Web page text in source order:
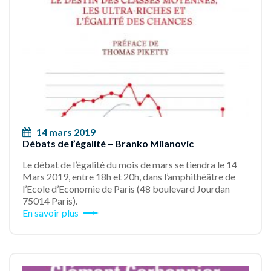
14 mars 2019
Débats de l’égalité – Branko Milanovic
Le débat de l’égalité du mois de mars se tiendra le 14
Mars 2019, entre 18h et 20h, dans l’amphithéâtre de
l’Ecole d’Economie de Paris (48 boulevard Jourdan
75014 Paris).
En savoir plus